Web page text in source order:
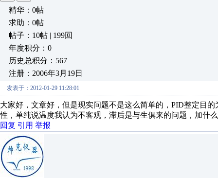
精华：0帖
求助：0帖
帖子：10帖 | 199回
年度积分：0
历史总积分：567
注册：2006年3月19日
发表于：2012-01-29 11:28:01
大家好，文章好，但是现实问题不是这么简单的，PID整定目
性，单纯说温度我认为不客观，滞后是与生俱来的问题，加什
回复 引用 举报